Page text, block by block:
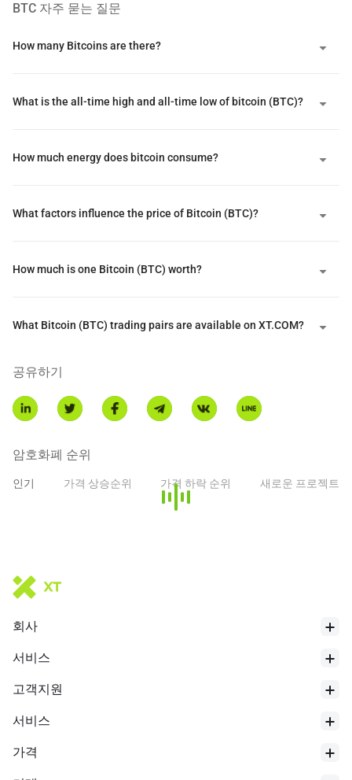
24시간 최저
리는 디플레이션 디지털 자산으로 설계되었습니다. 그 가치는 신뢰
부, 기업 또는 개인이 통제할 수 없는 검열 저항성과 허가 없는 접근을
비트코인은 거래가 블록체인이라고 불리는 공개 원장에 기록되는 분
월 SEC의 11개 현물 비트코인 ETF 승인은 전통 금융 참여자들에게
용하여 MSTR 보유자들에게 비트코인에 대한 확대된 노출을 제공합
비트코인 생태계는 2023년 1월에 등장한 오디널스(Ordinals)와 같은
생성하기 위한 실험적 표준인 BRC-20 토큰을 포함합니다. BTCFi(비
애플리케이션을 나타내며, 바빌론과 같은 프로토콜은 비트코인 보유
* 이 소개는 AI 번역에 의해 생성되었으며 참고용입니다.
BTC 자주 묻는 질문
How many Bitcoins are there?
What is the all-time high and all-time low of bitcoin (BTC)?
How much energy does bitcoin consume?
What factors influence the price of Bitcoin (BTC)?
How much is one Bitcoin (BTC) worth?
What Bitcoin (BTC) trading pairs are available on XT.COM?
공유하기
암호화폐 순위
인기 가격 상승순위 가격 하락 순위 새로운 프로젝트
회사
서비스
고객지원
서비스
가격